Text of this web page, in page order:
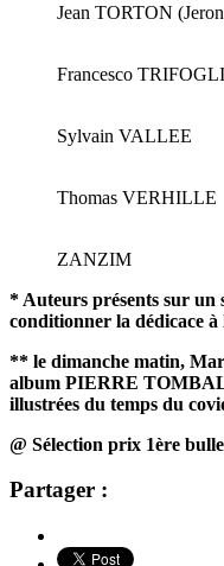
Jean TORTON
Francesco
Sylvain VALLEE
Thomas VERHILLE
ZANZIM
* Auteurs présents sur un
conditionner la dédicace à
** le dimanche matin,
album PIERRE TOMBAL
illustrées du temps du
@ Sélection prix 1ère
Partager :